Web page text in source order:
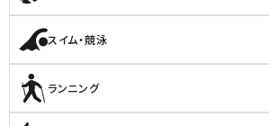
スイム・競泳
ランニング